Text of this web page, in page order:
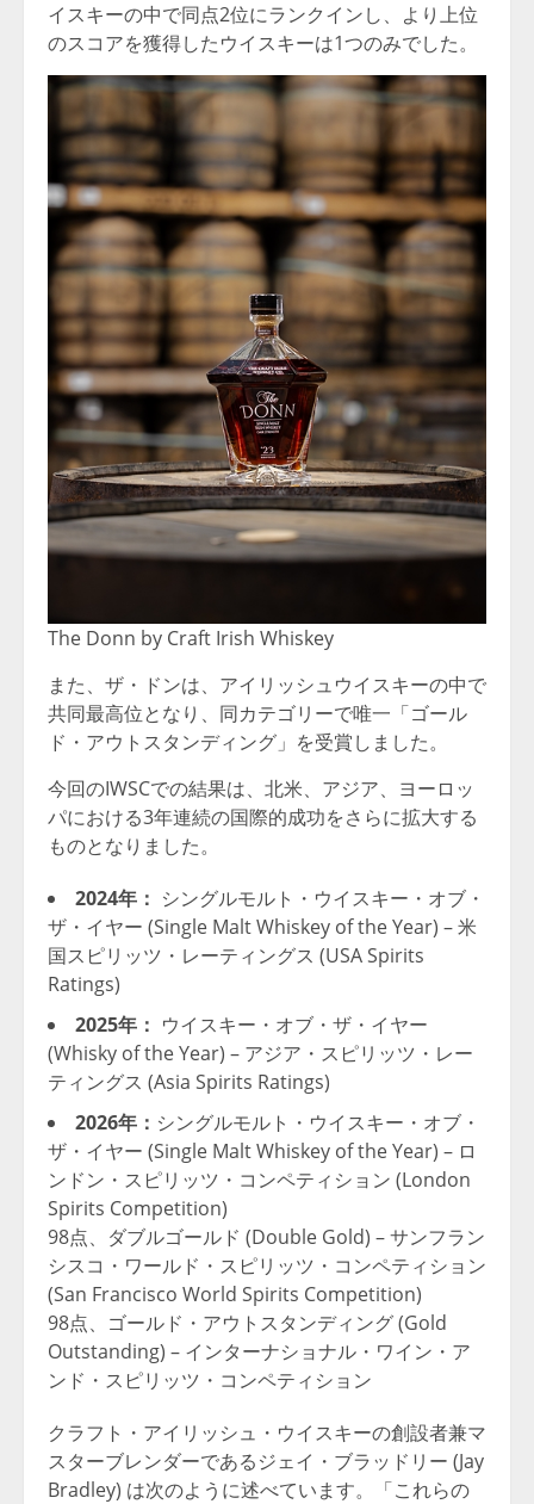
イスキーの中で同点2位にランクインし、より上位
のスコアを獲得したウイスキーは1つのみでした。
The Donn by Craft Irish Whiskey
また、ザ・ドンは、アイリッシュウイスキーの中で
共同最高位となり、同カテゴリーで唯一「ゴール
ド・アウトスタンディング」を受賞しました。
今回のIWSCでの結果は、北米、アジア、ヨーロッ
パにおける3年連続の国際的成功をさらに拡大する
ものとなりました。
2024年： シングルモルト・ウイスキー・オブ・
ザ・イヤー (Single Malt Whiskey of the Year) – 米
国スピリッツ・レーティングス (USA Spirits
Ratings)
2025年： ウイスキー・オブ・ザ・イヤー
(Whisky of the Year) – アジア・スピリッツ・レー
ティングス (Asia Spirits Ratings)
2026年： シングルモルト・ウイスキー・オブ・
ザ・イヤー (Single Malt Whiskey of the Year) – ロ
ンドン・スピリッツ・コンペティション (London
Spirits Competition)
98点、ダブルゴールド (Double Gold) – サンフラン
シスコ・ワールド・スピリッツ・コンペティション
(San Francisco World Spirits Competition)
98点、ゴールド・アウトスタンディング (Gold
Outstanding) – インターナショナル・ワイン・ア
ンド・スピリッツ・コンペティション
クラフト・アイリッシュ・ウイスキーの創設者兼マ
スターブレンダーであるジェイ・ブラッドリー (Jay
Bradley) は次のように述べています。「これらの